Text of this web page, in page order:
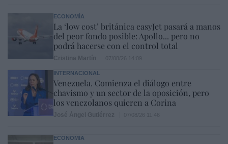
ECONOMÍA
La ‘low cost’ británica easyJet pasará a manos
del peor fondo posible: Apollo... pero no
podrá hacerse con el control total
INTERNACIONAL
Venezuela. Comienza el diálogo entre
chavismo y un sector de la oposición, pero
los venezolanos quieren a Corina
ECONOMÍA